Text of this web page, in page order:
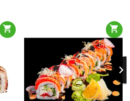
keyboard_arrow_right
shopping_cart shopping_cart